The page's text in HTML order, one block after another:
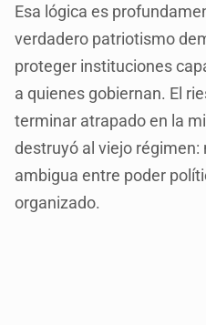
Esa lógica es
verdadero patriotismo
proteger instituciones
a quienes gobiernan. El
terminar atrapado en la
destruyó al viejo
ambigua entre poder
organizado.